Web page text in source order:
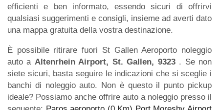
efficienti e ben informato, essendo sicuri di offrirvi
qualsiasi suggerimenti e consigli, insieme ad averti dato
una mappa gratuita della vostra destinazione.
È possibile ritirare fuori St Gallen Aeroporto noleggio
auto a Altenrhein Airport, St. Gallen, 9323 . Se non
siete sicuri, basta seguire le indicazioni che si sceglie i
banchi di noleggio auto. Non è questo il punto pickup
ideale? Possiamo anche offrire auto a noleggio presso il